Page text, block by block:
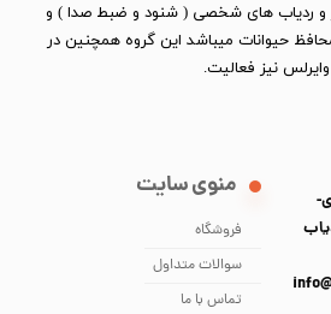
و ردیاب های شخصی ( شنود و ضبط صدا ) و
حیوانات میباشد این گروه همچنین در
نیز فعالیت.​​​​​​​
منوی سایت
فروشگاه
سوالات متداول
تماس با ما